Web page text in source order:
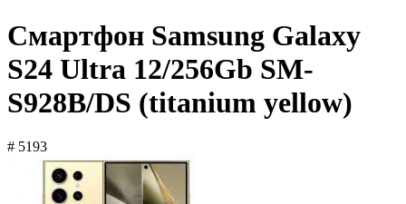
Смартфон Samsung Galaxy
S24 Ultra 12/256Gb SM-
S928B/DS (titanium yellow)
# 5193